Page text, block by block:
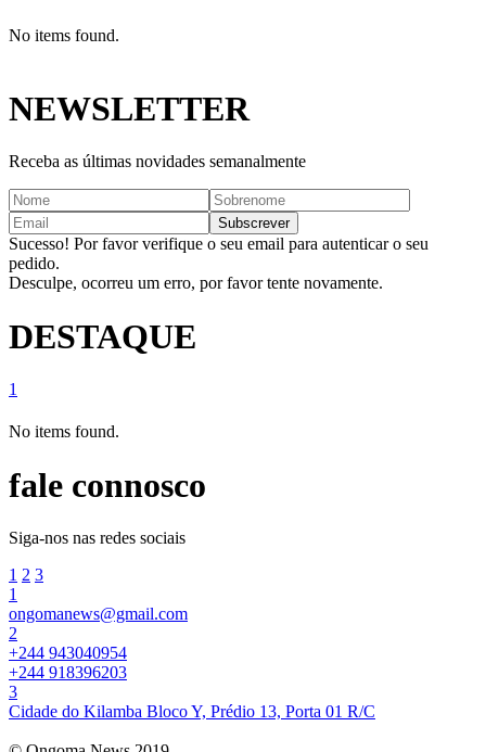
No items found.
NEWSLETTER
Receba as últimas novidades semanalmente
Sucesso! Por favor verifique o seu email para autenticar o seu
pedido.
Desculpe, ocorreu um erro, por favor tente novamente.
DESTAQUE
1
No items found.
fale connosco
Siga-nos nas redes sociais
1 2 3
1
ongomanews@gmail.com
2
+244 943040954
+244 918396203
3
Cidade do Kilamba Bloco Y, Prédio 13, Porta 01 R/C